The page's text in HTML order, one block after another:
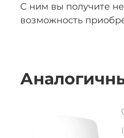
С ним вы получите
возможность